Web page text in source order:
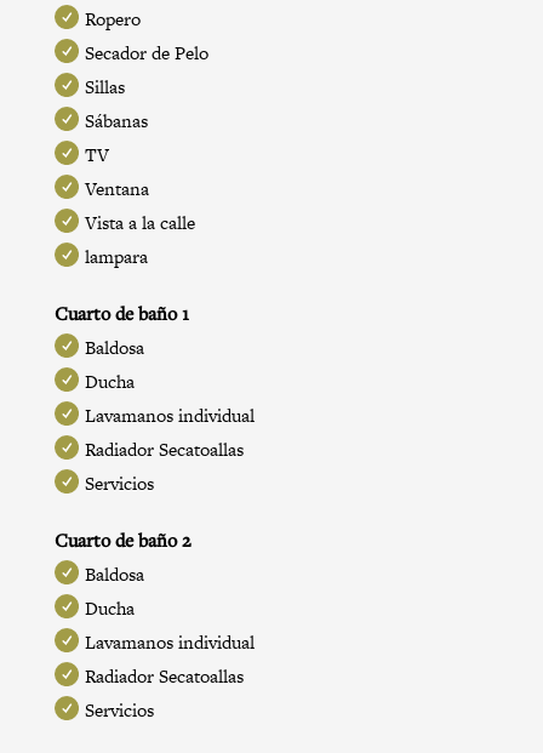
Ropero
Secador de Pelo
Sillas
Sábanas
TV
Ventana
Vista a la calle
lampara
Cuarto de baño 1
Baldosa
Ducha
Lavamanos individual
Radiador Secatoallas
Servicios
Cuarto de baño 2
Baldosa
Ducha
Lavamanos individual
Radiador Secatoallas
Servicios